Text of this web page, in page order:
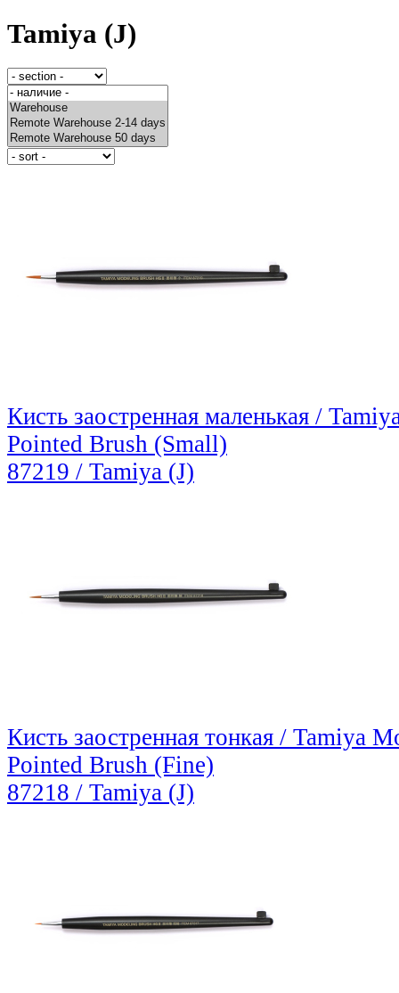
Tamiya (J)
Кисть заостренная маленькая /
Pointed Brush (Small)
87219 / Tamiya (J)
Кисть заостренная тонкая / Tamiya
Pointed Brush (Fine)
87218 / Tamiya (J)